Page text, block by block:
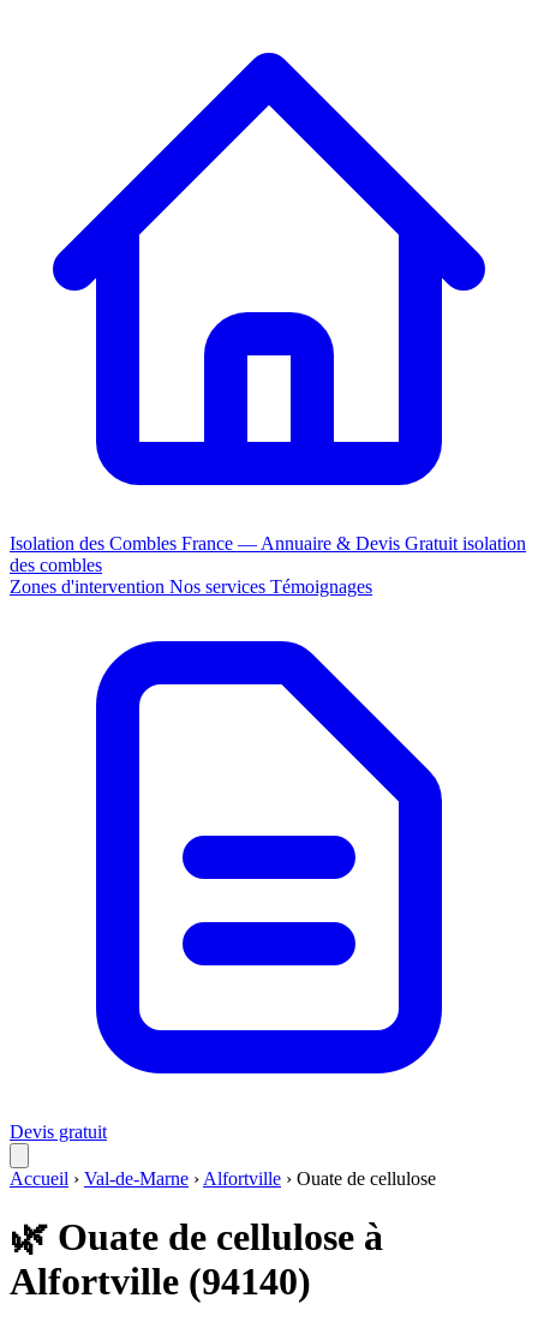
Isolation des Combles France — Annuaire & Devis Gratuit isolation
des combles
Zones d'intervention Nos services Témoignages
Devis gratuit
Accueil › Val-de-Marne › Alfortville › Ouate de cellulose
🌿 Ouate de cellulose à
Alfortville (94140)